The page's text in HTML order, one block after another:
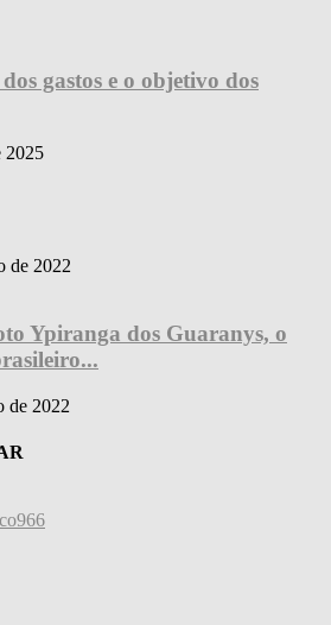
gastos e o objetivo dos
2025
de 2022
Ypiranga dos Guaranys, o
de 2022
966